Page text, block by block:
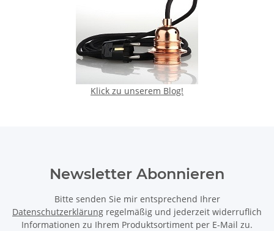
Klick zu unserem Blog!
Newsletter Abonnieren
Bitte senden Sie mir entsprechend Ihrer
Datenschutzerklärung regelmäßig und jederzeit widerruflich
Informationen zu Ihrem Produktsortiment per E-Mail zu.